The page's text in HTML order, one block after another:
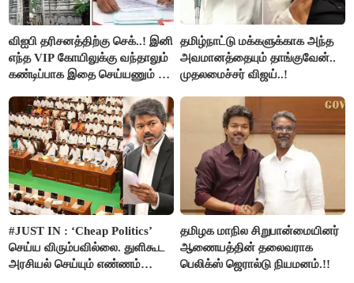
விஐபி தரிசனத்திற்கு செக்..! இனி
எந்த VIP கோயிலுக்கு வந்தாலும்
கண்டிப்பாக இதை செய்யணும் -
தமிழ்நாட்டு மக்களுக்காக அந்த
அவமானத்தையும் தாங்குவேன்..
முதலமைச்சர் விஜய்..!
#JUST IN : ‘Cheap Politics’
செய்ய விரும்பவில்லை. துளிகூட
அரசியல் செய்யும் எண்ணம்
தமிழக மாநில சிறுபான்மையினர்
ஆணையத்தின் தலைவராக
பெலிக்ஸ் ஜெரால்டு நியமனம்.!!